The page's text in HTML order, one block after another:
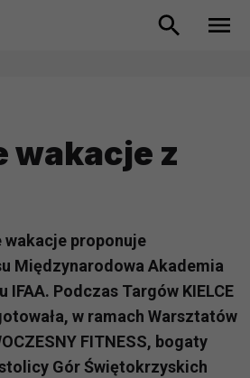
wakacje z
wakacje proponuje
Międzynarodowa Akademia
IFAA. Podczas Targów KIELCE
w ramach Warsztatów
FITNESS, bogaty
Gór Świętokrzyskich